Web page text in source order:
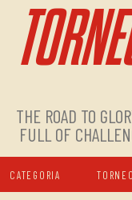
THE ROAD TO
FULL OF
CATEGORIA TORNEO